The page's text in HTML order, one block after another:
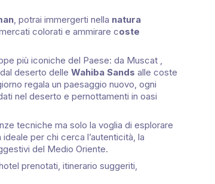
, potrai immergerti nella natura
colorati e ammirare coste
più iconiche del Paese: da Muscat ,
deserto delle Wahiba Sands alle coste
regala un paesaggio nuovo, ogni
nel deserto e pernottamenti in oasi
tecniche ma solo la voglia di esplorare
per chi cerca l’autenticità, la
del Medio Oriente.
prenotati, itinerario suggeriti,